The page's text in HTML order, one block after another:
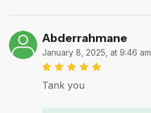
Abderrahmane
January 8, 2025, at 9:46 am
Tank you